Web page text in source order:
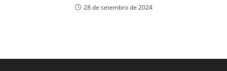
28 de setembro de 2024